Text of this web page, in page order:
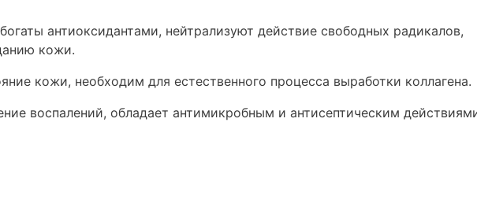
богаты антиоксидантами, нейтрализуют действие свободных радикалов,
кожи.
кожи, необходим для естественного процесса выработки коллагена.
воспалений, обладает антимикробным и антисептическим